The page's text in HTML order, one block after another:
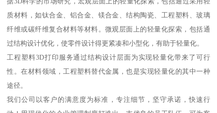
质材料，如钛合金、铝合金、镁合金、结构陶瓷、工程塑料、玻璃
纤维或碳纤维复合材料等材料。微观层面上的轻量化探索，包括通
过结构设计优化，使零件设计得更紧凑和小型化，有助于轻量化。
工程塑料3D打印服务通过结构设计层面为实现轻量化带来了可行
性。在材料领域，工程塑料替代金属，也是实现轻量化的其中一种
途径。
我们公司以客户的满意度为标准，专注细节，坚守承诺，快速行